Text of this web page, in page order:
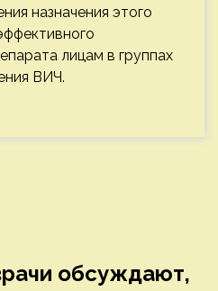
назначения этого
лицам в группах
ВИЧ.
обсуждают,